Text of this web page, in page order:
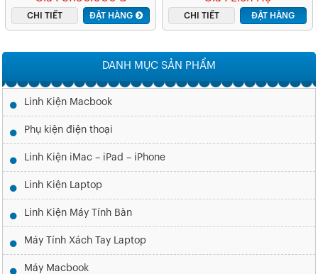
Graphics, 12.5 FHD IPS)
CHI TIẾT ĐẶT HÀNG CHI TIẾT ĐẶT HÀNG
DANH MỤC SẢN PHẨM
Linh Kiện Macbook
Phụ kiện điện thoại
Linh Kiện iMac – iPad – iPhone
Linh Kiện Laptop
Linh Kiện Máy Tính Bàn
Máy Tính Xách Tay Laptop
Máy Macbook